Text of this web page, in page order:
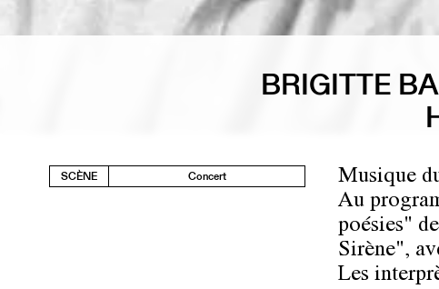
BRIGITTE
SCÈNE Concert
Musique
Au
poésies"
Sirène",
Les